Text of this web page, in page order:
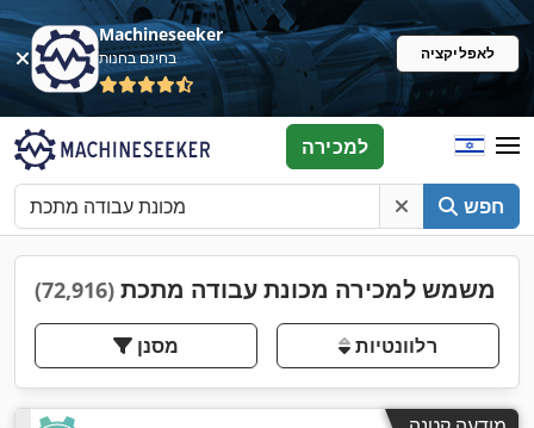
Machineseeker
בחינם בחנות לאפליקציה
חפש
למכירה
משמש למכירה מכונת עבודה מתכת (72,916)
מסנן רלוונטיות